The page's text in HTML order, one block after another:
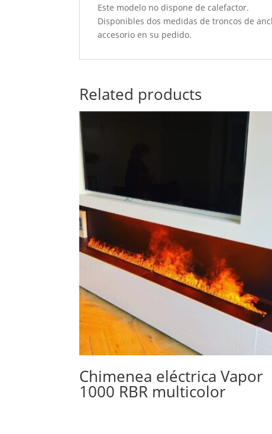
Este modelo no dispone de calefactor.
Disponibles dos medidas de troncos de
accesorio en su pedido.
Related products
Chimenea eléctrica Vapor
1000 RBR multicolor